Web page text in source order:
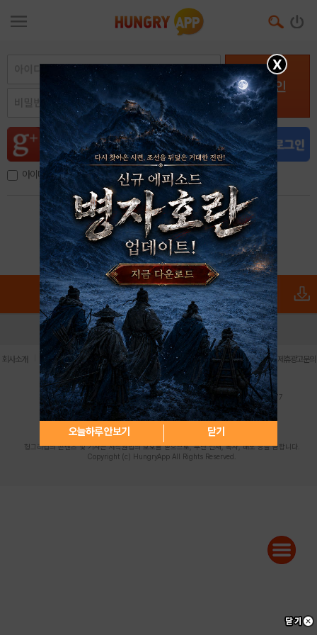
로그인
아이디, 이메일 저장
아이디 / 비밀번호 찾기 회원가입
X
오늘하루 안보기 닫기
로그인 PC버전 전체앱
회사소개 이용약관 | 개인정보 처리방침 | 청소년 보호정책 | 불법촬영물 신고센터 | 제휴광고문의
사업자등록번호:119-86-61101 (주)스마트나우 대표이사:송현두
주소: 서울시 금천구 가산디지털1로 171 연락처:063-284-8635 팩스:02-6265-0377
청소년보호책임자:김동욱desk@hungryapp.co.kr
등록번호:서울아02322 | 등록일자:2016년4월25일
발행인:(주)스마트나우 송현두 | 편집인:김동욱
헝그리앱의 콘텐츠 및 기사는 저작권법의 보호를 받으므로, 무단 전재, 복사, 배포 등을 금합니다.
Copyright (c) HungryApp All Rights Reserved.